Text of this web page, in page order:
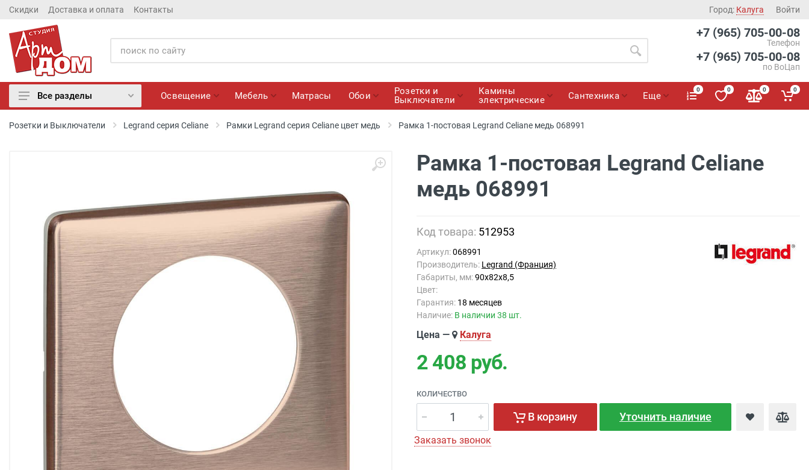
Скидки Доставка и оплата Контакты Город: Калуга Войти
+7 (965) 705-00-08
Телефон
+7 (965) 705-00-08
по ВоЦап
Камины электрические
Настенные панно, Вазы
Сантехника
Отделочные материалы
Для дачи и дома
Охранные системы
РАСПРОДАЖА
Все разделы Освещение Мебель Матрасы Обои
Розетки и
Выключатели
Камины
электрические
Сантехника Еще
0 0 0 0
Розетки и Выключатели Legrand серия Celiane Рамки Legrand серия Celiane цвет медь Рамка 1-постовая Legrand Celiane медь 068991
Рамка 1-постовая Legrand Celiane
медь 068991
Код товара: 512953
Артикул:068991
Производитель: Legrand (Франция)
Габариты, мм:90x82x8,5
Цвет:
Гарантия: 18 месяцев
Наличие: В наличии 38 шт.
Цена — Калуга
2 408 руб.
КОЛИЧЕСТВО
В корзину Уточнить наличие
Заказать звонок